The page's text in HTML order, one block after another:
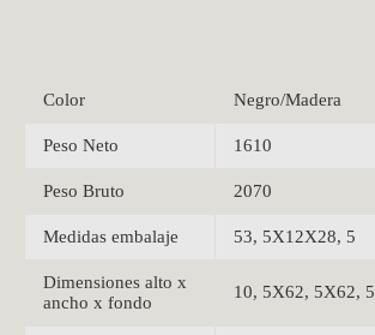
Color Negro/Madera
Peso Neto 1610
Peso Bruto 2070
Medidas embalaje 53, 5X12X28, 5
Dimensiones alto x
ancho x fondo
10, 5X62, 5X62, 5